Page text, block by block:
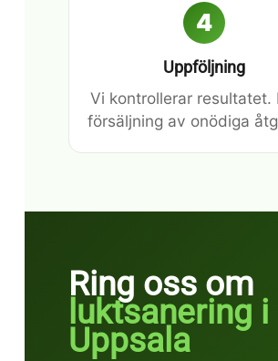
4
Uppföljning
Vi kontrollerar resultatet.
försäljning av onödiga
Ring oss om
luktsanering i
Uppsala